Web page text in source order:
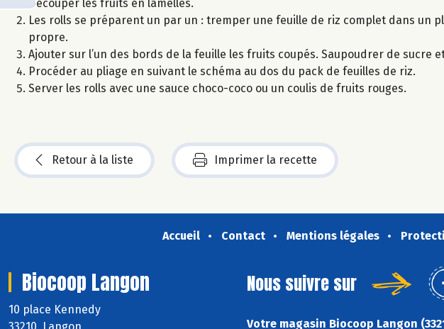
Découper les fruits en lamelles.
Les rolls se préparent un par un : tremper une feuille de riz complet dans un
propre.
Ajouter sur l’un des bords de la feuille les fruits coupés. Saupoudrer de sucre
Procéder au pliage en suivant le schéma au dos du pack de feuilles de riz.
Server les rolls avec une sauce choco-coco ou un coulis de fruits rouges.
Retour à la liste Imprimer la recette
Accueil Contact Mentions légales
Biocoop Langon
10 place Kennedy
33210 Langon
Nous suivre sur
Votre magasin Biocoop Langon